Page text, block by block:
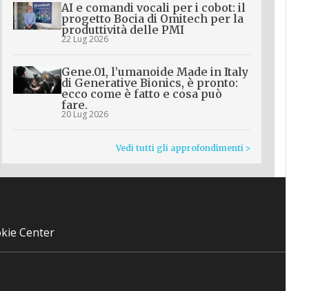
AI e comandi vocali per i cobot: il
progetto Bocia di Omitech per la
produttività delle PMI
22 Lug 2026
Gene.01, l’umanoide Made in Italy
di Generative Bionics, è pronto:
ecco come è fatto e cosa può
fare.
20 Lug 2026
Vedi tutti gli approfondimenti >
Center